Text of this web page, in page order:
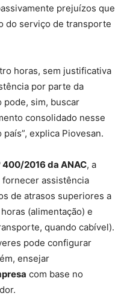
prejuízos que
do serviço de transporte
horas, sem justificativa
por parte da
pode, sim, buscar
consolidado nesse
explica Piovesan.
400/2016 da ANAC, a
assistência
de atrasos superiores a
(alimentação) e
quando cabível).
pode configurar
ensejar
com base no